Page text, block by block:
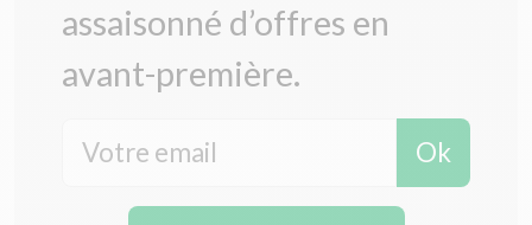
assaisonné d’offres en
avant-première.
Ok